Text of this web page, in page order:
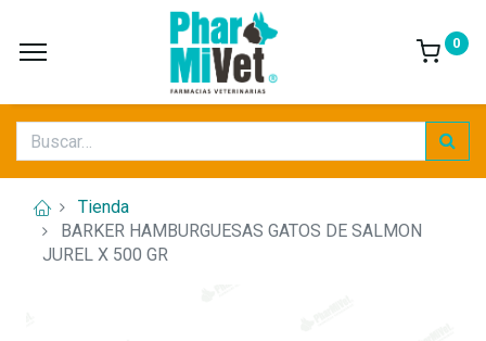
0
Tienda
BARKER HAMBURGUESAS GATOS DE SALMON
JUREL X 500 GR